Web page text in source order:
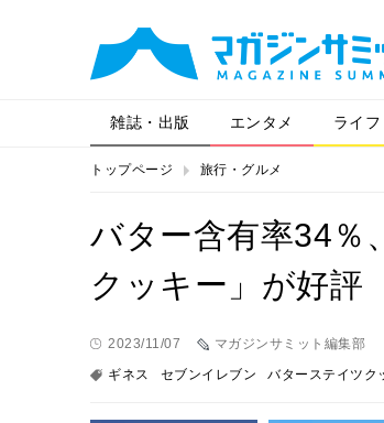
雑誌・出版 エンタメ ライ
トップページ 旅行・グルメ
バター含有率34％
クッキー」が好評
2023/11/07
マガジンサミット編集部
ギネス
セブンイレブン バターステイツク